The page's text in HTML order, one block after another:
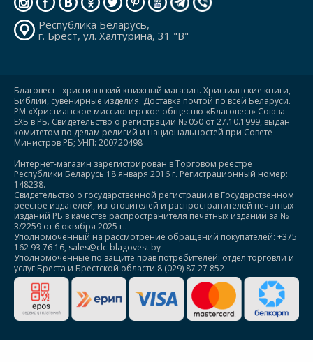
Республика Беларусь,
г. Брест, ул. Халтурина, 31 "В"
Благовест - христианский книжный магазин. Христианские книги,
Библии, сувенирные изделия. Доставка почтой по всей Беларуси.
РМ «Христианское миссионерское общество «Благовест» Союза
ЕХБ в РБ. Свидетельство о регистрации № 050 от 27.10.1999, выдан
комитетом по делам религий и национальностей при Совете
Министров РБ; УНП: 200720498
Интернет-магазин зарегистрирован в Торговом реестре
Республики Беларусь 18 января 2016 г. Регистрационный номер:
148238.
Свидетельство о государственной регистрации в Государственном
реестре издателей, изготовителей и распространителей печатных
изданий РБ в качестве распространителя печатных изданий за №
3/2259 от 6 октября 2025 г..
Уполномоченный на рассмотрение обращений покупателей: +375
162 93 76 16, sales@clc-blagovest.by
Уполномоченные по защите прав потребителей: отдел торговли и
услуг Бреста и Брестской области 8 (029) 87 27 852